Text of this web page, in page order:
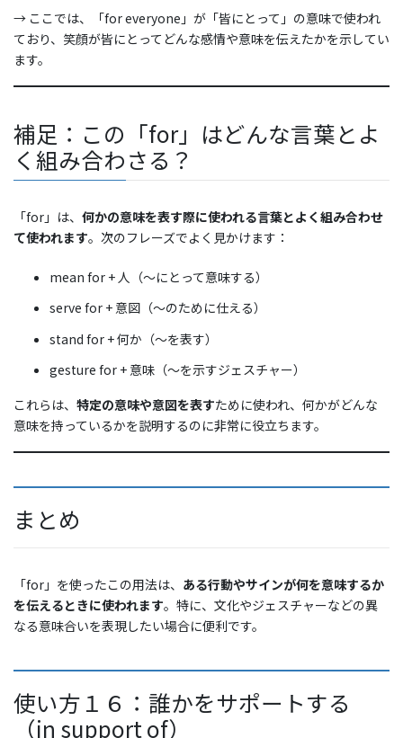
→ ここでは、「for everyone」が「皆にとって」の意味で使われ
ており、笑顔が皆にとってどんな感情や意味を伝えたかを示してい
ます。
補足：この「for」はどんな言葉とよ
く組み合わさる？
「for」は、 何かの意味を表す際に使われる言葉とよく組み合わせ
て使われます。次のフレーズでよく見かけます：
mean for + 人（〜にとって意味する）
serve for + 意図（〜のために仕える）
stand for + 何か（〜を表す）
gesture for + 意味（〜を示すジェスチャー）
これらは、 特定の意味や意図を表すために使われ、何かがどんな
意味を持っているかを説明するのに非常に役立ちます。
まとめ
「for」を使ったこの用法は、 ある行動やサインが何を意味するか
を伝えるときに使われます。特に、文化やジェスチャーなどの異
なる意味合いを表現したい場合に便利です。
使い方１６：誰かをサポートする
（in support of）